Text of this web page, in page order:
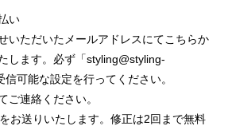
い
いただいたメールアドレスにてこちらか
します。必ず「styling@styling-
信可能な設定を行ってください。
ご連絡ください。
お送りいたします。修正は2回まで無料